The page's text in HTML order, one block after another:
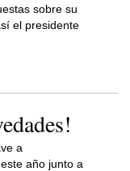
sobre su
el presidente
a
año junto a